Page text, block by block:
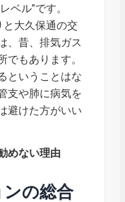
ベル”です。
と大久保通の交
、昔、排気ガス
でもあります。
ということはな
支や肺に病気を
避けた方がいい
めない理由
ンの総合